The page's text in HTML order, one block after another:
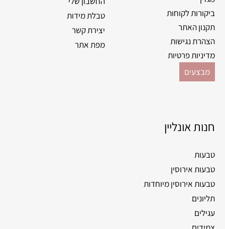
ביקורות לקוחות
תקנון האתר
הצהרת נגישות
מדיניות פרטיות
מבצעים
טבלת מידות
יצירת קשר
מפת אתר
חנות אונליין
טבעות
טבעות אירוסין
טבעות אירוסין מיוחדות
תליונים
עגילים